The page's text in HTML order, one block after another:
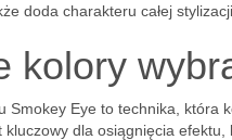
doda charakteru całej stylizacji.
kolory
Smokey Eye to technika, która
kluczowy dla osiągnięcia